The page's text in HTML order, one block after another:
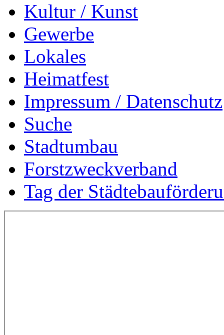
Kultur / Kunst
Gewerbe
Lokales
Heimatfest
Impressum / Datenschutz
Suche
Stadtumbau
Forstzweckverband
Tag der